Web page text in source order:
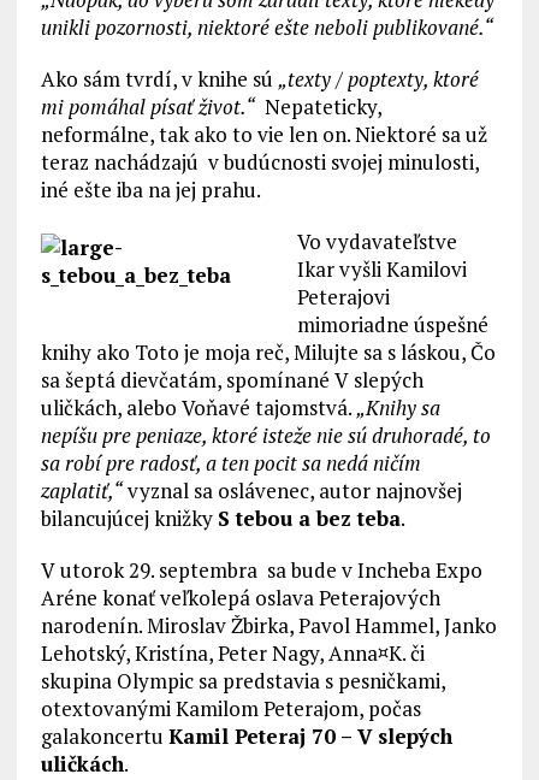
unikli pozornosti, niektoré ešte neboli publikované.“
Ako sám tvrdí, v knihe sú „texty / poptexty, ktoré
mi pomáhal písať život.“Nepateticky,
neformálne, tak ako to vie len on. Niektoré sa už
teraz nachádzajú v budúcnosti svojej minulosti,
iné ešte iba na jej prahu.
Vo vydavateľstve
Ikar vyšli Kamilovi
Peterajovi
mimoriadne úspešné
knihy ako Toto je moja reč, Milujte sa s láskou, Čo
sa šeptá dievčatám, spomínané V slepých
uličkách, alebo Voňavé tajomstvá.„Knihy sa
nepíšu pre peniaze, ktoré isteže nie sú druhoradé, to
sa robí pre radosť, a ten pocit sa nedá ničím
zaplatiť,“vyznal sa oslávenec, autor najnovšej
bilancujúcej knižky S tebou a bez teba.
V utorok 29. septembra sa bude v Incheba Expo
Aréne konať veľkolepá oslava Peterajových
narodenín. Miroslav Žbirka, Pavol Hammel, Janko
Lehotský, Kristína, Peter Nagy, Anna¤K. či
skupina Olympic sa predstavia s pesničkami,
otextovanými Kamilom Peterajom, počas
galakoncertu Kamil Peteraj 70 – V slepých
uličkách.